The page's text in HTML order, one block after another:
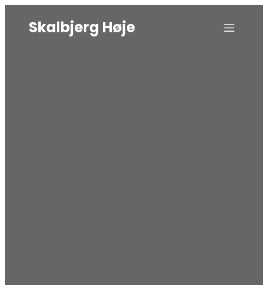
Skalbjerg Høje